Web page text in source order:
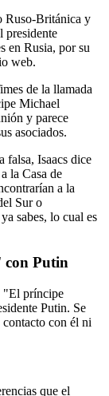
Ruso-Británica y
presidente
en Rusia, por su
web.
de la llamada
Michael
y parece
asociados.
falsa, Isaacs dice
la Casa de
a la
Sur o
sabes, lo cual es
con Putin
"El príncipe
Putin. Se
con él ni
que el